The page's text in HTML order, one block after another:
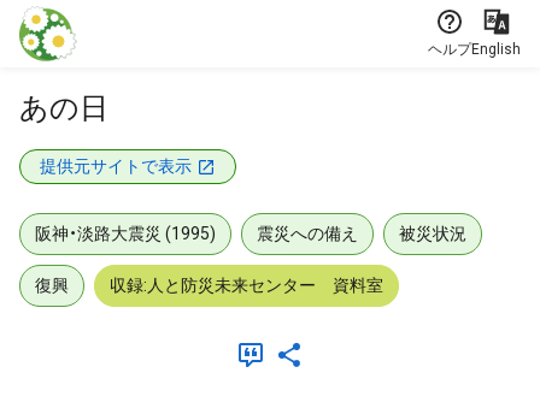
本文に飛ぶ
ヘルプEnglish
あの日
提供元サイトで表示
阪神・淡路大震災 (1995) 震災への備え 被災状況
復興 収録:人と防災未来センター 資料室